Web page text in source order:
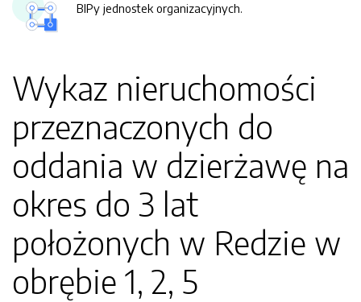
BIPy jednostek organizacyjnych.
Wykaz nieruchomości
przeznaczonych do
oddania w dzierżawę na
okres do 3 lat
położonych w Redzie w
obrębie 1, 2, 5